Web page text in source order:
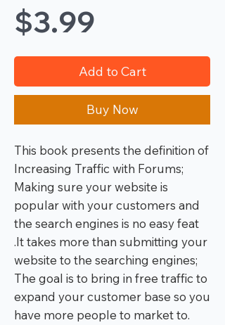
$3.99
Add to Cart
Buy Now
This book presents the definition of
Increasing Traffic with Forums;
Making sure your website is
popular with your customers and
the search engines is no easy feat
.It takes more than submitting your
website to the searching engines;
The goal is to bring in free traffic to
expand your customer base so you
have more people to market to.